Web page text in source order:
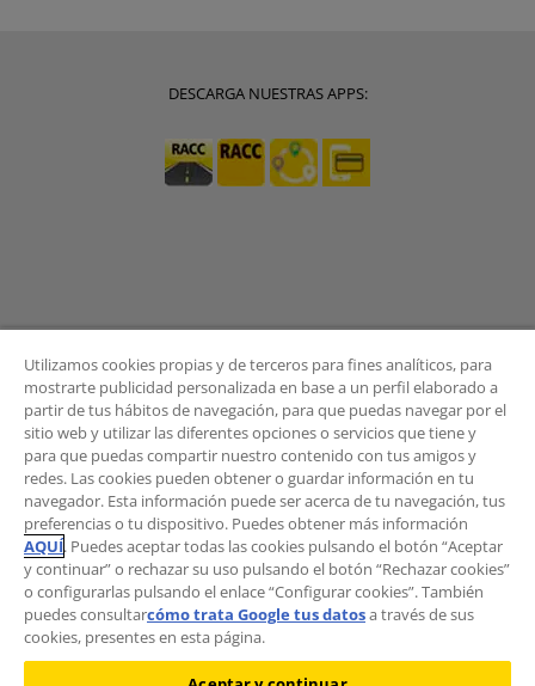
DESCARGA NUESTRAS APPS:
BOLETÍN
¿Quieres recibir las novedades del Área de
Movilidad?
Suscríbete al boletín.
Utilizamos cookies propias y de terceros para fines analíticos, para
mostrarte publicidad personalizada en base a un perfil elaborado a
partir de tus hábitos de navegación, para que puedas navegar por el
sitio web y utilizar las diferentes opciones o servicios que tiene y
para que puedas compartir nuestro contenido con tus amigos y
redes. Las cookies pueden obtener o guardar información en tu
navegador. Esta información puede ser acerca de tu navegación, tus
preferencias o tu dispositivo. Puedes obtener más información
AQUÍ. Puedes aceptar todas las cookies pulsando el botón “Aceptar
y continuar” o rechazar su uso pulsando el botón “Rechazar cookies”
o configurarlas pulsando el enlace “Configurar cookies”. También
puedes consultarcómo trata Google tus datosa través de sus
cookies, presentes en esta página.